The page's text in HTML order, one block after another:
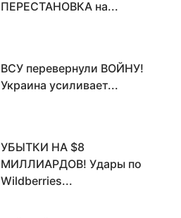
ПЕРЕСТАНОВКА на...
ВСУ перевернули ВОЙНУ!
Украина усиливает...
УБЫТКИ НА $8
МИЛЛИАРДОВ! Удары по
Wildberries...